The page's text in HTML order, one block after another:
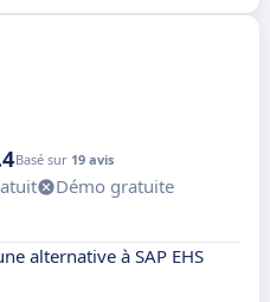
Basé sur 19 avis
Démo gratuite
alternative à SAP EHS